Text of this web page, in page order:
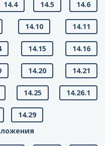
14.4 14.5 14.6
14.10 14.11
14.15 14.16
14.20 14.21
14.25 14.26.1
14.29